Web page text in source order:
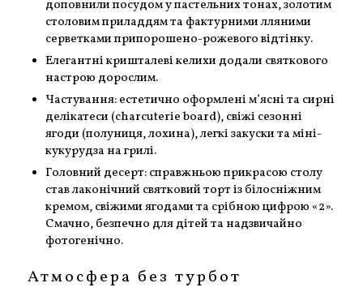
доповнили посудом у пастельних тонах, золотим
столовим приладдям та фактурними лляними
серветками припорошено-рожевого відтінку.
Елегантні кришталеві келихи додали святкового
настрою дорослим.
Частування: естетично оформлені м’ясні та сирні
делікатеси (charcuterie board), свіжі сезонні
ягоди (полуниця, лохина), легкі закуски та міні-
кукурудза на грилі.
Головний десерт: справжньою прикрасою столу
став лаконічний святковий торт із білосніжним
кремом, свіжими ягодами та срібною цифрою «2».
Смачно, безпечно для дітей та надзвичайно
фотогенічно.
Атмосфера без турбот